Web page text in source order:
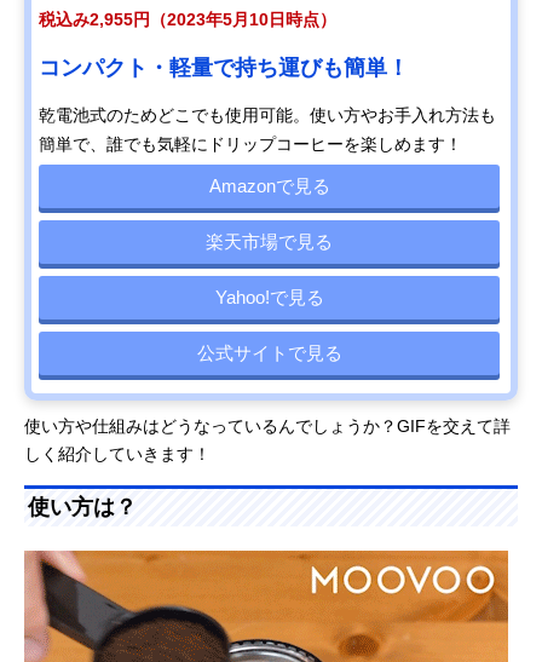
税込み2,955円（2023年5月10日時点）
コンパクト・軽量で持ち運びも簡単！
乾電池式のためどこでも使用可能。使い方やお手入れ方法も
簡単で、誰でも気軽にドリップコーヒーを楽しめます！
Amazonで見る
楽天市場で見る
Yahoo!で見る
公式サイトで見る
使い方や仕組みはどうなっているんでしょうか？GIFを交えて詳
しく紹介していきます！
使い方は？